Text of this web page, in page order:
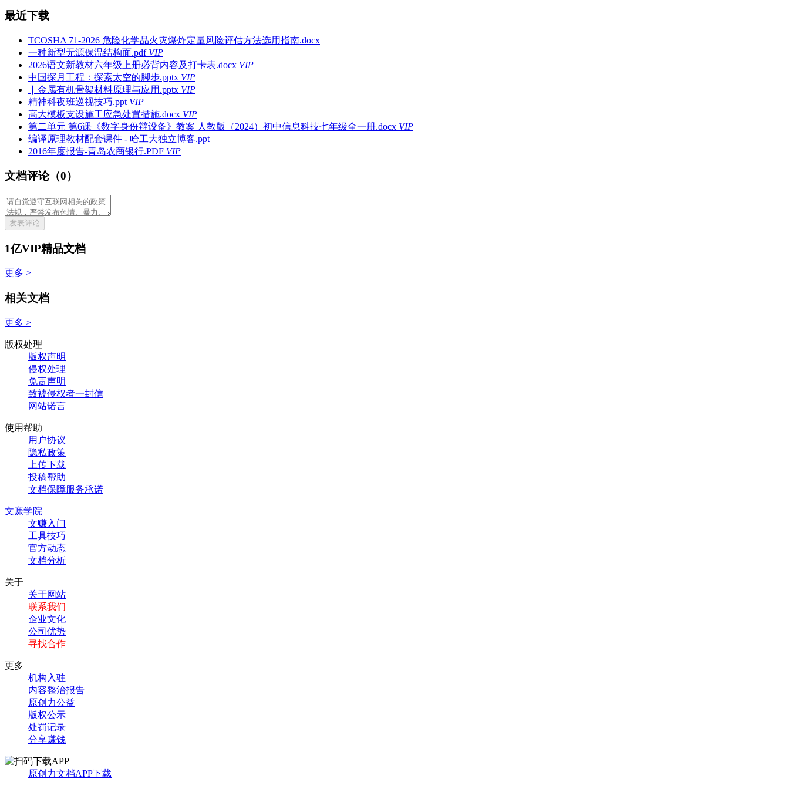
最近下载
TCOSHA 71-2026 危险化学品火灾爆炸定量风险评估方法选用指南.docx
一种新型无源保温结构面.pdf VIP
2026语文新教材六年级上册必背内容及打卡表.docx VIP
中国探月工程：探索太空的脚步.pptx VIP
▏金属有机骨架材料原理与应用.pptx VIP
精神科夜班巡视技巧.ppt VIP
高大模板支设施工应急处置措施.docx VIP
第二单元 第6课《数字身份辩设备》教案 人教版（2024）初中信息科技七年级全一册.docx VIP
编译原理教材配套课件 - 哈工大独立博客.ppt
2016年度报告-青岛农商银行.PDF VIP
文档评论（0）
发表评论
1亿VIP精品文档
更多 >
相关文档
更多 >
版权处理
版权声明
侵权处理
免责声明
致被侵权者一封信
网站诺言
使用帮助
用户协议
隐私政策
上传下载
投稿帮助
文档保障服务承诺
文赚学院
文赚入门
工具技巧
官方动态
文档分析
关于
关于网站
联系我们
企业文化
公司优势
寻找合作
更多
机构入驻
内容整治报告
原创力公益
版权公示
处罚记录
分享赚钱
原创力文档APP下载